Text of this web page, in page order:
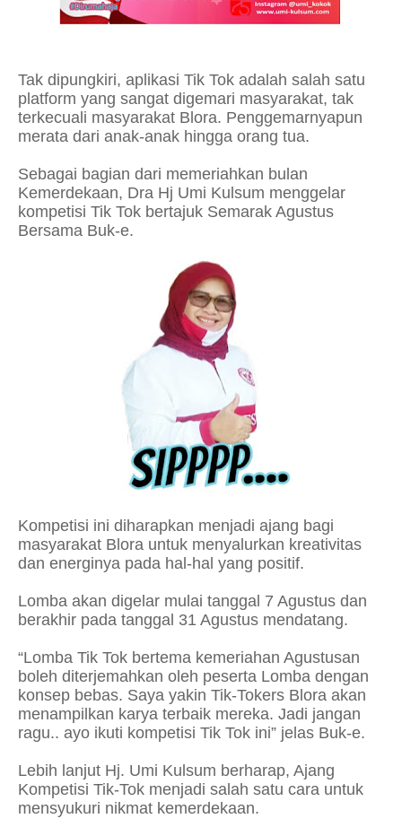
Tak dipungkiri, aplikasi Tik Tok adalah salah satu
platform yang sangat digemari masyarakat, tak
terkecuali masyarakat Blora. Penggemarnyapun
merata dari anak-anak hingga orang tua.
Sebagai bagian dari memeriahkan bulan
Kemerdekaan, Dra Hj Umi Kulsum menggelar
kompetisi Tik Tok bertajuk Semarak Agustus
Bersama Buk-e.
Kompetisi ini diharapkan menjadi ajang bagi
masyarakat Blora untuk menyalurkan kreativitas
dan energinya pada hal-hal yang positif.
Lomba akan digelar mulai tanggal 7 Agustus dan
berakhir pada tanggal 31 Agustus mendatang.
“Lomba Tik Tok bertema kemeriahan Agustusan
boleh diterjemahkan oleh peserta Lomba dengan
konsep bebas. Saya yakin Tik-Tokers Blora akan
menampilkan karya terbaik mereka. Jadi jangan
ragu.. ayo ikuti kompetisi Tik Tok ini” jelas Buk-e.
Lebih lanjut Hj. Umi Kulsum berharap, Ajang
Kompetisi Tik-Tok menjadi salah satu cara untuk
mensyukuri nikmat kemerdekaan.